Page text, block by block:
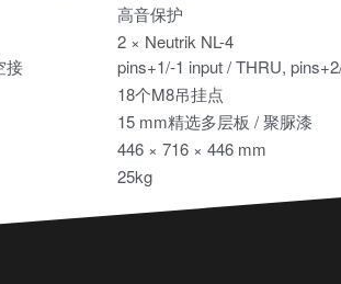
高音保护
接
2 × Neutrik NL-4
pins+1/-1 input / THRU,
18个M8吊挂点
15 mm精选多层板 / 聚脲漆
446 × 716 × 446 mm
25kg